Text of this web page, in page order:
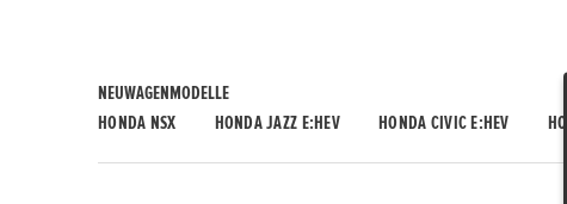
NEUWAGENMODELLE
HONDA NSX
HONDA JAZZ E:HEV HONDA CIVIC E:HEV